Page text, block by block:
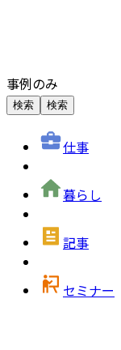
事例のみ
検索 検索
仕事
暮らし
記事
セミナー